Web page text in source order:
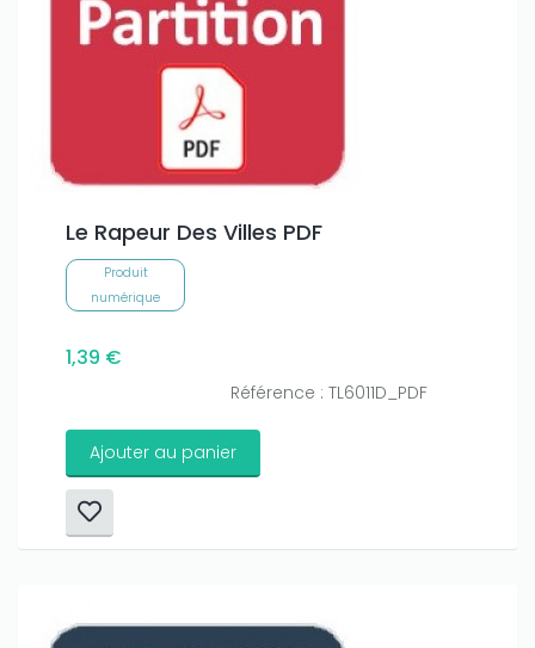
Le Rapeur Des Villes PDF
Produit
numérique
1,39 €
Référence : TL6011D_PDF
Ajouter au panier